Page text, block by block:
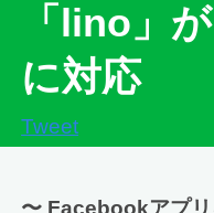
「lino」
に対応
Tweet
〜 Facebookアプ